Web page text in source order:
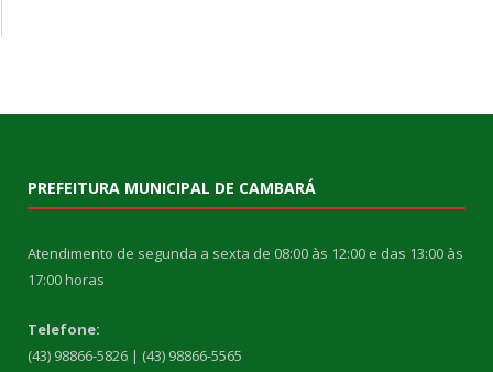
PREFEITURA MUNICIPAL DE CAMBARÁ
Atendimento de segunda a sexta de 08:00 às 12:00 e das 13:00 às
17:00 horas
Telefone:
(43) 98866-5826 | (43) 98866-5565